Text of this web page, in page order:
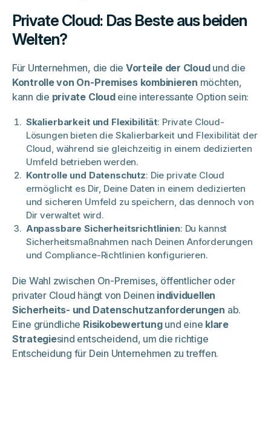
Private Cloud: Das Beste aus beiden
Welten?
Für Unternehmen, die die Vorteile der Cloudund die
Kontrolle von On-Premises kombinieren möchten,
kann die private Cloudeine interessante Option sein:
Skalierbarkeit und Flexibilität: Private Cloud-
Lösungen bieten die Skalierbarkeit und Flexibilität der
Cloud, während sie gleichzeitig in einem dedizierten
Umfeld betrieben werden.
Kontrolle und Datenschutz: Die private Cloud
ermöglicht es Dir, Deine Daten in einem dedizierten
und sicheren Umfeld zu speichern, das dennoch von
Dir verwaltet wird.
Anpassbare Sicherheitsrichtlinien: Du kannst
Sicherheitsmaßnahmen nach Deinen Anforderungen
und Compliance-Richtlinien konfigurieren.
Die Wahl zwischen On-Premises, öffentlicher oder
privater Cloud hängt von Deinen individuellen
Sicherheits- und Datenschutzanforderungen ab.
Eine gründliche Risikobewertungund eine klare
Strategiesind entscheidend, um die richtige
Entscheidung für Dein Unternehmen zu treffen.